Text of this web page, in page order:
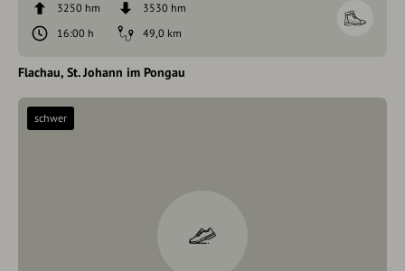
3250 hm
3530 hm
16:00 h
49,0 km
Flachau St. Johann im Pongau
schwer